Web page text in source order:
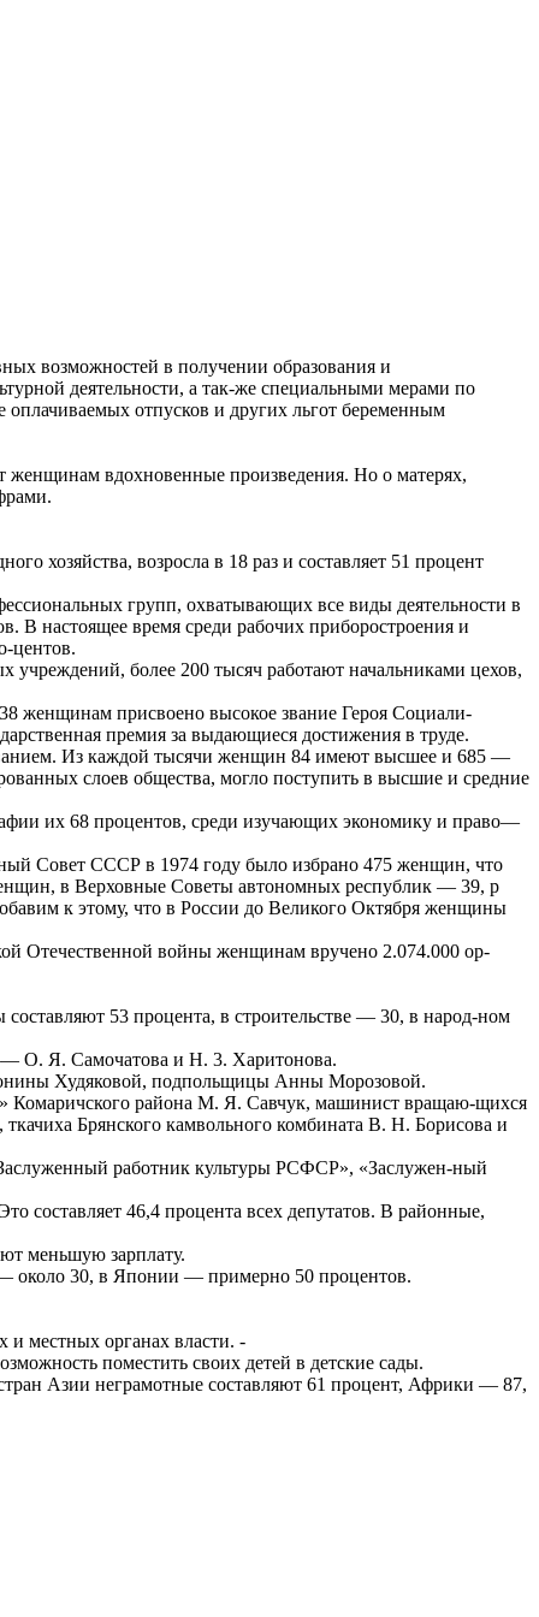
возможностей в получении образования и
деятельности, а так-же специальными мерами по
оплачиваемых отпусков и других льгот беременным
вдохновенные произведения. Но о матерях,
хозяйства, возросла в 18 раз и составляет 51 процент
групп, охватывающих все виды деятельности в
В настоящее время среди рабочих приборостроения и
центов.
более 200 тысяч работают начальниками цехов,
женщинам присвоено высокое звание Героя Социали-
премия за выдающиеся достижения в труде.
Из каждой тысячи женщин 84 имеют высшее и 685 —
слоев общества, могло поступить в высшие и средние
их 68 процентов, среди изучающих экономику и право—
Совет СССР в 1974 году было избрано 475 женщин, что
в Верховные Советы автономных республик — 39, р
к этому, что в России до Великого Октября женщины
Отечественной войны женщинам вручено 2.074.000 ор-
53 процента, в строительстве — 30, в народ-ном
— О. Я. Самочатова и Н. 3. Харитонова.
Худяковой, подпольщицы Анны Морозовой.
Комаричского района М. Я. Савчук, машинист вращаю-щихся
Брянского камвольного комбината В. Н. Борисова и
работник культуры РСФСР», «Заслужен-ный
составляет 46,4 процента всех депутатов. В районные,
меньшую зарплату.
около 30, в Японии — примерно 50 процентов.
местных органах власти. -
поместить своих детей в детские сады.
Азии неграмотные составляют 61 процент, Африки — 87,